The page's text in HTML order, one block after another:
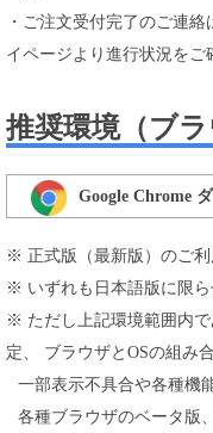
・ご注文受付完了のご連
イページより進行状況をご
推奨環境（ブラ
Google Chrome
※ 正式版（最新版）のご利
※ いずれも日本語版に限ら
※ ただし上記環境範囲内
定、 ブラウザとOSの組み
一部表示不具合や各種機
各種ブラウザのベータ版